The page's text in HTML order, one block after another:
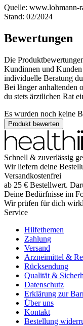
Quelle: www.lohmann-
Stand: 02/2024
Bewertungen
Die
Kundinnen und
individuelle Beratung
Bei länger anhaltenden
du stets ärztlichen Rat
Es wurden noch keine
Produkt bewerten
Schnell & zuverlässig
Wir liefern deine
Versandkostenfrei
ab 25 € Bestellwert.
Deine Bedürfnisse im
Wir prüfen für dich
Service
Hilfethemen
Zahlung
Versand
Arzneimittel &
Rücksendung
Qualität &
Datenschutz
Erklärung zur
Über uns
Kontakt
Bestellung